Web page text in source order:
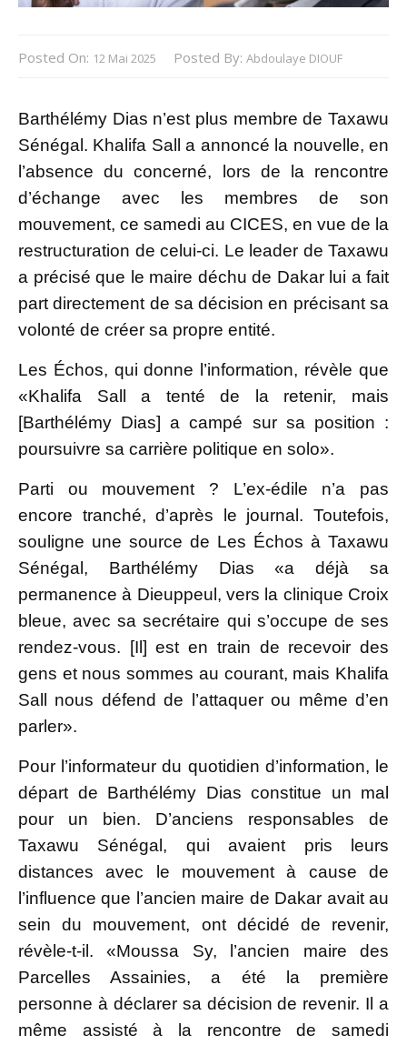
Posted On: 12 Mai 2025 Posted By: Abdoulaye DIOUF
Barthélémy Dias n’est plus membre de Taxawu
Sénégal. Khalifa Sall a annoncé la nouvelle, en
l’absence du concerné, lors de la rencontre
d’échange avec les membres de son
mouvement, ce samedi au CICES, en vue de la
restructuration de celui-ci. Le leader de Taxawu
a précisé que le maire déchu de Dakar lui a fait
part directement de sa décision en précisant sa
volonté de créer sa propre entité.
Les Échos, qui donne l’information, révèle que
«Khalifa Sall a tenté de la retenir, mais
[Barthélémy Dias] a campé sur sa position :
poursuivre sa carrière politique en solo».
Parti ou mouvement ? L’ex-édile n’a pas
encore tranché, d’après le journal. Toutefois,
souligne une source de Les Échos à Taxawu
Sénégal, Barthélémy Dias «a déjà sa
permanence à Dieuppeul, vers la clinique Croix
bleue, avec sa secrétaire qui s’occupe de ses
rendez-vous. [Il] est en train de recevoir des
gens et nous sommes au courant, mais Khalifa
Sall nous défend de l’attaquer ou même d’en
parler».
Pour l’informateur du quotidien d’information, le
départ de Barthélémy Dias constitue un mal
pour un bien. D’anciens responsables de
Taxawu Sénégal, qui avaient pris leurs
distances avec le mouvement à cause de
l’influence que l’ancien maire de Dakar avait au
sein du mouvement, ont décidé de revenir,
révèle-t-il. «Moussa Sy, l’ancien maire des
Parcelles Assainies, a été la première
personne à déclarer sa décision de revenir. Il a
même assisté à la rencontre de samedi